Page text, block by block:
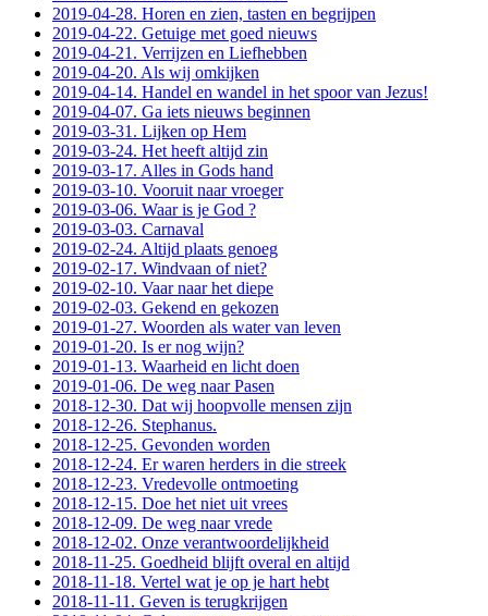
2019-04-28. Horen en zien, tasten en begrijpen
2019-04-22. Getuige met goed nieuws
2019-04-21. Verrijzen en Liefhebben
2019-04-20. Als wij omkijken
2019-04-14. Handel en wandel in het spoor van Jezus!
2019-04-07. Ga iets nieuws beginnen
2019-03-31. Lijken op Hem
2019-03-24. Het heeft altijd zin
2019-03-17. Alles in Gods hand
2019-03-10. Vooruit naar vroeger
2019-03-06. Waar is je God ?
2019-03-03. Carnaval
2019-02-24. Altijd plaats genoeg
2019-02-17. Windvaan of niet?
2019-02-10. Vaar naar het diepe
2019-02-03. Gekend en gekozen
2019-01-27. Woorden als water van leven
2019-01-20. Is er nog wijn?
2019-01-13. Waarheid en licht doen
2019-01-06. De weg naar Pasen
2018-12-30. Dat wij hoopvolle mensen zijn
2018-12-26. Stephanus.
2018-12-25. Gevonden worden
2018-12-24. Er waren herders in die streek
2018-12-23. Vredevolle ontmoeting
2018-12-15. Doe het niet uit vrees
2018-12-09. De weg naar vrede
2018-12-02. Onze verantwoordelijkheid
2018-11-25. Goedheid blijft overal en altijd
2018-11-18. Vertel wat je op je hart hebt
2018-11-11. Geven is terugkrijgen